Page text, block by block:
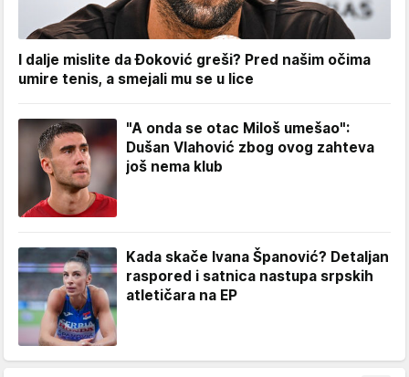
I dalje mislite da Đoković greši? Pred našim očima
umire tenis, a smejali mu se u lice
"A onda se otac Miloš umešao":
Dušan Vlahović zbog ovog zahteva
još nema klub
Kada skače Ivana Španović? Detaljan
raspored i satnica nastupa srpskih
atletičara na EP